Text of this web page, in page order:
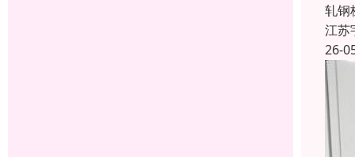
轧钢
江苏
26-